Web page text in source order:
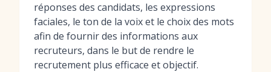
réponses des candidats, les expressions
faciales, le ton de la voix et le choix des mots
afin de fournir des informations aux
recruteurs, dans le but de rendre le
recrutement plus efficace et objectif.